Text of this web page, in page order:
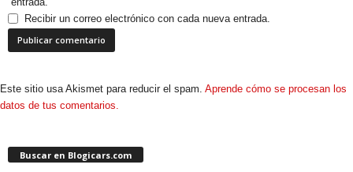
Recibir un correo electrónico con cada nueva entrada.
Este sitio usa Akismet para reducir el spam. Aprende cómo se procesan los
datos de tus comentarios.
Buscar en Blogicars.com